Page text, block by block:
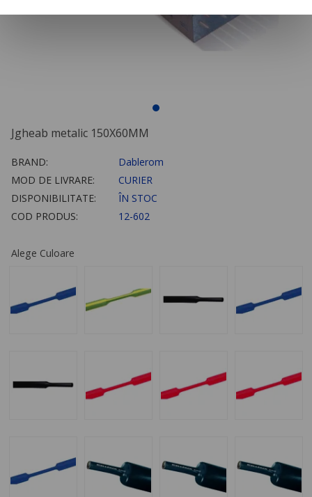
Jgheab metalic 150X60MM
BRAND:
Dablerom
MOD DE LIVRARE:
CURIER
DISPONIBILITATE:
ÎN STOC
COD PRODUS:
12-602
Alege Culoare